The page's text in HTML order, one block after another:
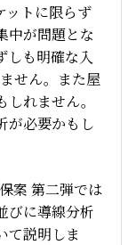
ットに限らず
中が問題とな
しも明確な入
せん。また屋
れません。
が必要かもし
案 第二弾では
びに導線分析
て説明しま